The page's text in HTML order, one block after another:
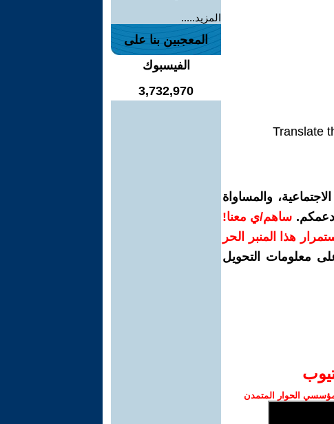
Translate
والمساواة
دعمكم. ساهم/ي معنا!
استمرار هذا المنبر الحر
على معلومات التحويل
الحوار المتمدن
المزيد.....
المعجبين بنا على
الفيسبوك
3,732,970